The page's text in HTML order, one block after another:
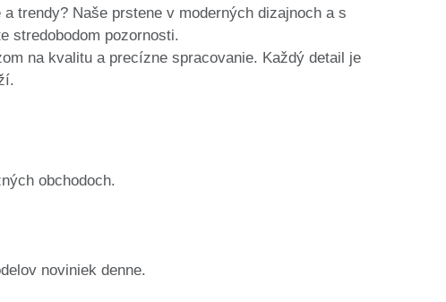
trendy? Naše prstene v moderných dizajnoch a s
stredobodom pozornosti.
na kvalitu a precízne spracovanie. Každý detail je
obchodoch.
noviniek denne.